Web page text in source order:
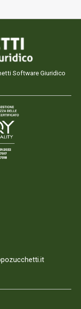
Software Giuridico